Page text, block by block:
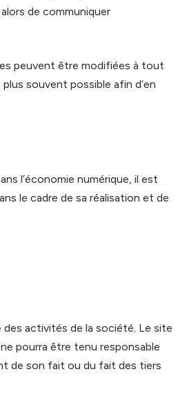
de communiquer
peuvent être modifiées à tout
souvent possible afin d’en
l’économie numérique, il est
le cadre de sa réalisation et de
activités de la société. Le site
pourra être tenu responsable
de son fait ou du fait des tiers